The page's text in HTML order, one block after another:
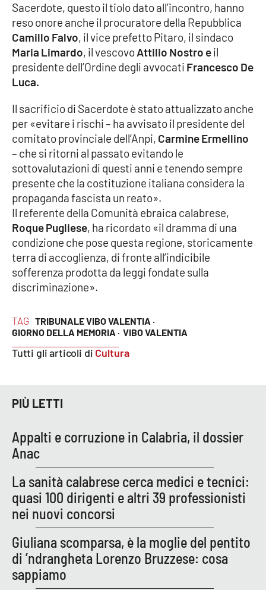
RUBRICHE
Good Morning Vietnam
Parchi Marini Calabria
Leggendo Alvaro insieme
Imprese Di Calabria
Le perfidie di Antonella Grippo
Venti di comunicazione
STREAMING
LaC TV
LaC Network
LaC OnAir
Catanzaro
Crotone
Vibo Valentia
Reggio Calabria
Cosenza
Lamezia Terme
TAG TRIBUNALE VIBO VALENTIA ·
GIORNO DELLA MEMORIA · VIBO VALENTIA
Tutti gli articoli di Cultura
Sacerdote, questo il tiolo dato all’incontro, hanno
reso onore anche il procuratore della Repubblica
Camillo Falvo, il vice prefetto Pitaro, il sindaco
Maria Limardo, il vescovoAttilio Nostro eil
presidente dell’Ordine degli avvocati Francesco De
Luca.
Il sacrificio di Sacerdote è stato attualizzato anche
per «evitare i rischi – ha avvisato il presidente del
comitato provinciale dell’Anpi, Carmine Ermellino
– che si ritorni al passato evitando le
sottovalutazioni di questi anni e tenendo sempre
presente che la costituzione italiana considera la
propaganda fascista un reato».
Il referente della Comunità ebraica calabrese,
Roque Pugliese, ha ricordato «il dramma di una
condizione che pose questa regione, storicamente
terra di accoglienza, di fronte all’indicibile
sofferenza prodotta da leggi fondate sulla
discriminazione».
PIÙ LETTI
Appalti e corruzione in Calabria, il dossier
Anac
La sanità calabrese cerca medici e tecnici:
quasi 100 dirigenti e altri 39 professionisti
nei nuovi concorsi
Giuliana scomparsa, è la moglie del pentito
di ’ndrangheta Lorenzo Bruzzese: cosa
sappiamo